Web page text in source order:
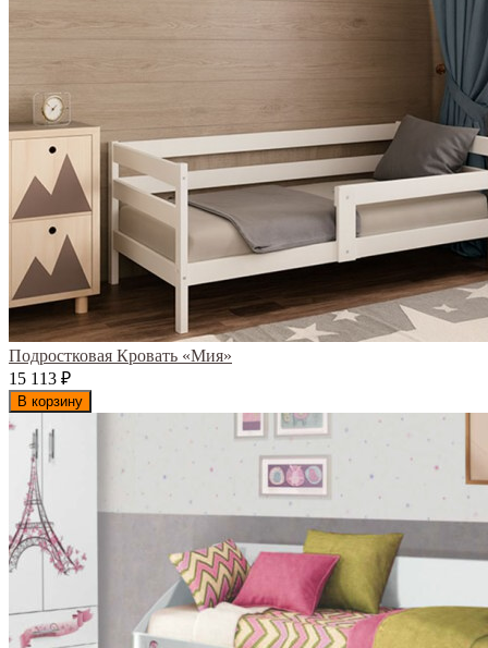
Подростковая Кровать «Мия»
15 113 ₽
В корзину